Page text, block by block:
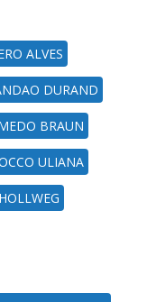
ALVES
DURAND
BRAUN
ULIANA